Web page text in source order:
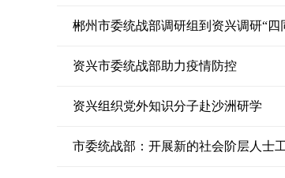
郴州市委统战部调研组到资兴调研“四
资兴市委统战部助力疫情防控
资兴组织党外知识分子赴沙洲研学
市委统战部：开展新的社会阶层人士